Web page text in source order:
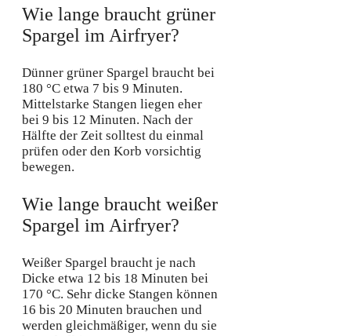
Wie lange braucht grüner
Spargel im Airfryer?
Dünner grüner Spargel braucht bei
180 °C etwa 7 bis 9 Minuten.
Mittelstarke Stangen liegen eher
bei 9 bis 12 Minuten. Nach der
Hälfte der Zeit solltest du einmal
prüfen oder den Korb vorsichtig
bewegen.
Wie lange braucht weißer
Spargel im Airfryer?
Weißer Spargel braucht je nach
Dicke etwa 12 bis 18 Minuten bei
170 °C. Sehr dicke Stangen können
16 bis 20 Minuten brauchen und
werden gleichmäßiger, wenn du sie